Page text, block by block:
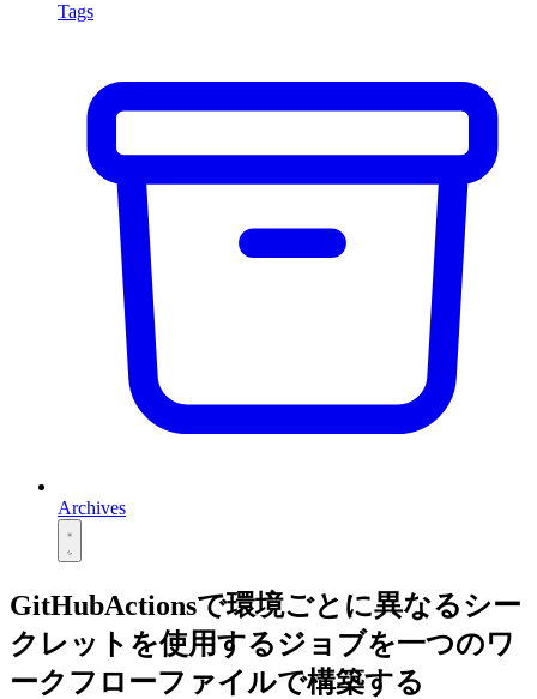
Tags
Archives
GitHubActionsで環境ごとに異なるシー
クレットを使用するジョブを一つのワ
ークフローファイルで構築する